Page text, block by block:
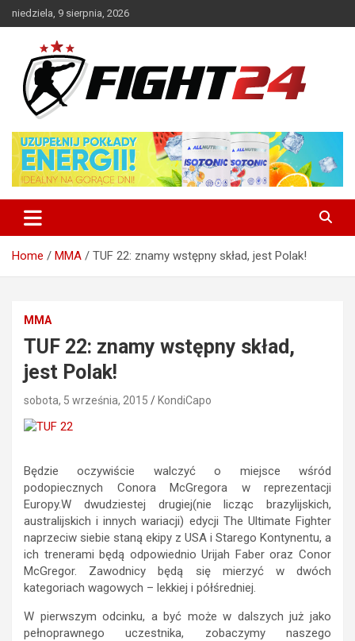
Skip
to
niedziela, 9 sierpnia, 2026
FIGHT24.PL – MMA i K-1, UFC
Home MMA TUF 22: znamy wstępny skład, jest Polak!
MMA
TUF 22: znamy wstępny skład,
jest Polak!
sobota, 5 września, 2015 KondiCapo
Będzie oczywiście walczyć o miejsce wśród
podopiecznych Conora McGregora w reprezentacji
Europy.W dwudziestej drugiej(nie licząc brazylijskich,
australijskich i innych wariacji) edycji The Ultimate Fighter
naprzeciw siebie staną ekipy z USA i Starego Kontynentu, a
ich trenerami będą odpowiednio Urijah Faber oraz Conor
McGregor. Zawodnicy będą się mierzyć w dwóch
kategoriach wagowych – lekkiej i półśredniej.
W pierwszym odcinku, a być może w dalszych już jako
pełnoprawnego uczestnika, zobaczymy naszego